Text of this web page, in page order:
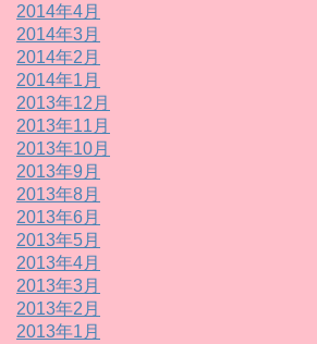
2014年4月
2014年3月
2014年2月
2014年1月
2013年12月
2013年11月
2013年10月
2013年9月
2013年8月
2013年6月
2013年5月
2013年4月
2013年3月
2013年2月
2013年1月